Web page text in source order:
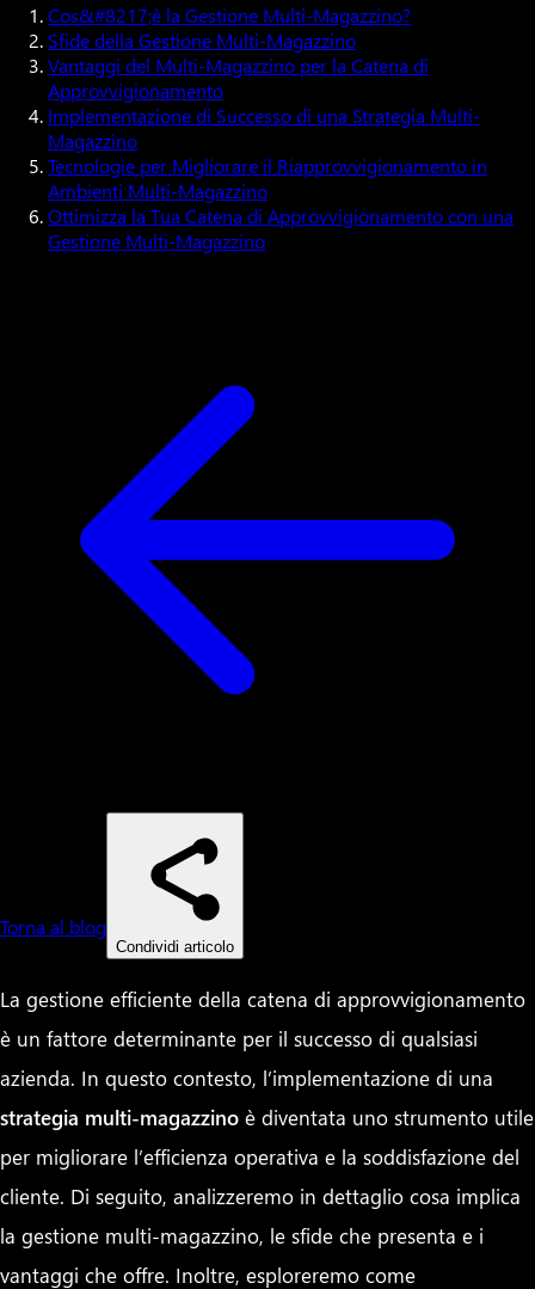
Cos&#8217;è la Gestione Multi-Magazzino?
Sfide della Gestione Multi-Magazzino
Vantaggi del Multi-Magazzino per la Catena di
Approvvigionamento
Implementazione di Successo di una Strategia Multi-
Magazzino
Tecnologie per Migliorare il Riapprovvigionamento in
Ambienti Multi-Magazzino
Ottimizza la Tua Catena di Approvvigionamento con una
Gestione Multi-Magazzino
Torna al blog
Condividi articolo
La gestione efficiente della catena di approvvigionamento
è un fattore determinante per il successo di qualsiasi
azienda. In questo contesto, l’implementazione di una
strategia multi-magazzino è diventata uno strumento utile
per migliorare l’efficienza operativa e la soddisfazione del
cliente. Di seguito, analizzeremo in dettaglio cosa implica
la gestione multi-magazzino, le sfide che presenta e i
vantaggi che offre. Inoltre, esploreremo come